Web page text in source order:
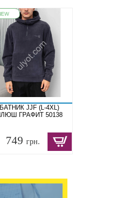
БАТНИК JJF (L-4XL)
ГРАФИТ 50138
749 грн.